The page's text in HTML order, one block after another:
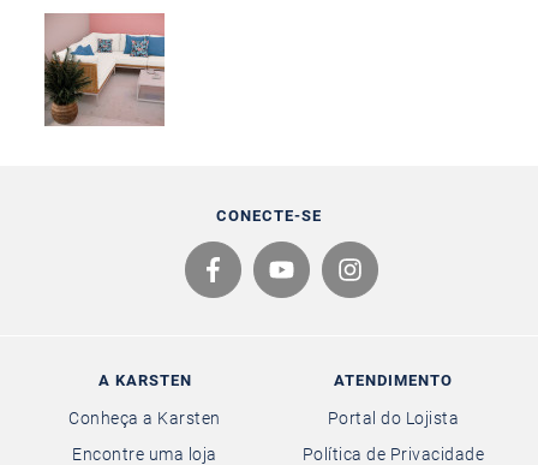
CONECTE-SE
A KARSTEN
Conheça a Karsten
Encontre uma loja
ATENDIMENTO
Portal do Lojista
Política de Privacidade